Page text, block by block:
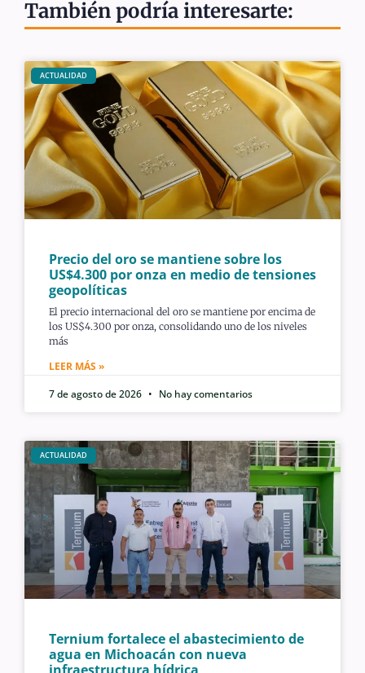
También podría interesarte:
ACTUALIDAD
Precio del oro se mantiene sobre los
US$4.300 por onza en medio de tensiones
geopolíticas
El precio internacional del oro se mantiene por encima de
los US$4.300 por onza, consolidando uno de los niveles
más
LEER MÁS »
7 de agosto de 2026
No hay comentarios
ACTUALIDAD
Ternium fortalece el abastecimiento de
agua en Michoacán con nueva